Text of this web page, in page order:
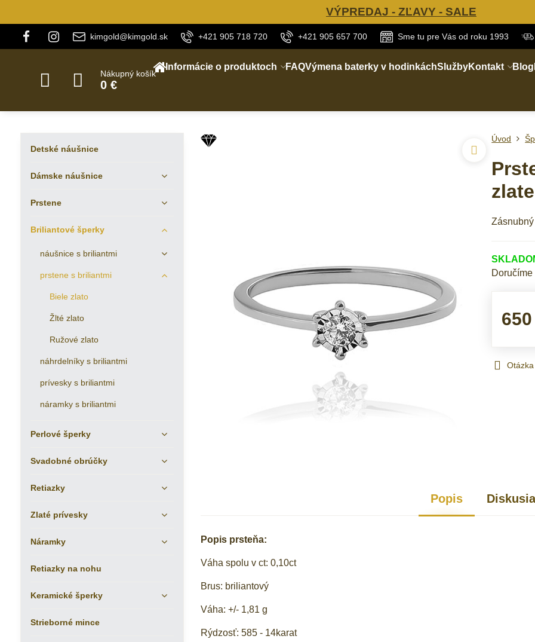
VÝPREDAJ - ZĽAVY - SALE
kimgold@kimgold.sk +421 905 718 720 +421 905 657 700 Sme tu pre Vás od roku 1993
Nákupný košík
0 €
Informácie o produktoch FAQVýmena baterky v hodinkáchSlužbyKontakt Blog
Úvod
Popis
Popis prsteňa:
Váha spolu v ct: 0,10ct
Brus: briliantový
Váha: +/- 1,81 g
Rýdzosť: 585 - 14karat
Detské náušnice
Dámske náušnice
Prstene
Briliantové šperky
náušnice s briliantmi
prstene s briliantmi
Biele zlato
Žlté zlato
Ružové zlato
náhrdelníky s briliantmi
prívesky s briliantmi
náramky s briliantmi
Perlové šperky
Svadobné obrúčky
Retiazky
Zlaté prívesky
Náramky
Retiazky na nohu
Keramické šperky
Strieborné mince